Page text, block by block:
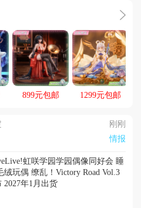
周活
！！
899元包邮 1299元包邮
刚刚
情报
虹咲学园学园偶像同好会 睡
绒玩偶 缭乱！Victory Road Vol.3
2027年1月出货